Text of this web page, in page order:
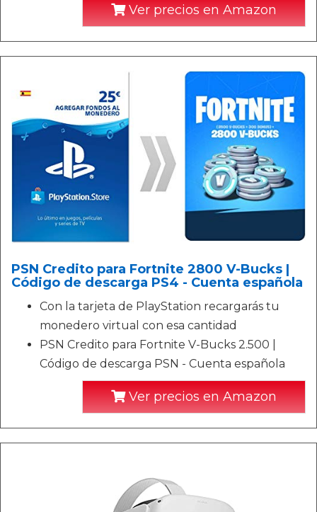
Ver precios en Amazon
PSN Credito para Fortnite 2800 V-Bucks |
Código de descarga PS4 - Cuenta española
Con la tarjeta de PlayStation recargarás tu
monedero virtual con esa cantidad
PSN Credito para Fortnite V-Bucks 2.500 |
Código de descarga PSN - Cuenta española
Ver precios en Amazon